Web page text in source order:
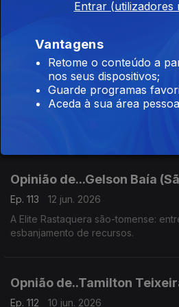
"Estreia"
Opinião de...João Feijó
Ep. 114
15 jun. 2026
Opinião de...Gelson Baía
Ep. 113
12 jun. 2026
A Elite Rastaquera são-tomense:
esbanjamento de recursos.
Opnião de..Tamilton
Ep. 112 10 jun. 2026
Entrar (utilizadores
Vantagens
Retome o conteúdo a
nos seus dispositivos;
Guarde programas
Aceda à sua área